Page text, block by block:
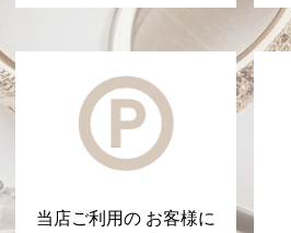
当店ご利用の お客様に